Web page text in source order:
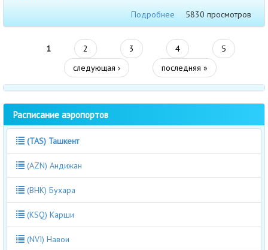
Подробнее
5830 просмотров
1 2 3 4
5
следующая ›
последняя »
Расписание аэропортов
(TAS) Ташкент
(AZN) Андижан
(BHK) Бухара
(KSQ) Карши
(NVI) Навои